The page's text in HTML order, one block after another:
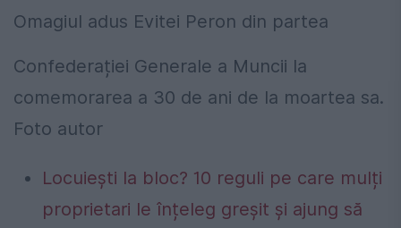
Omagiul adus Evitei Peron din partea
Confederației Generale a Muncii la
comemorarea a 30 de ani de la moartea sa.
Foto autor
Locuiești la bloc? 10 reguli pe care mulți
proprietari le înțeleg greșit și ajung să